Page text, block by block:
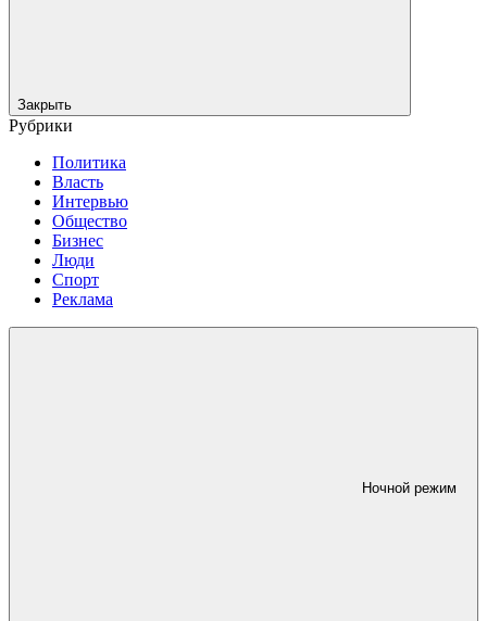
Закрыть
Рубрики
Политика
Власть
Интервью
Общество
Бизнес
Люди
Спорт
Реклама
Ночной режим